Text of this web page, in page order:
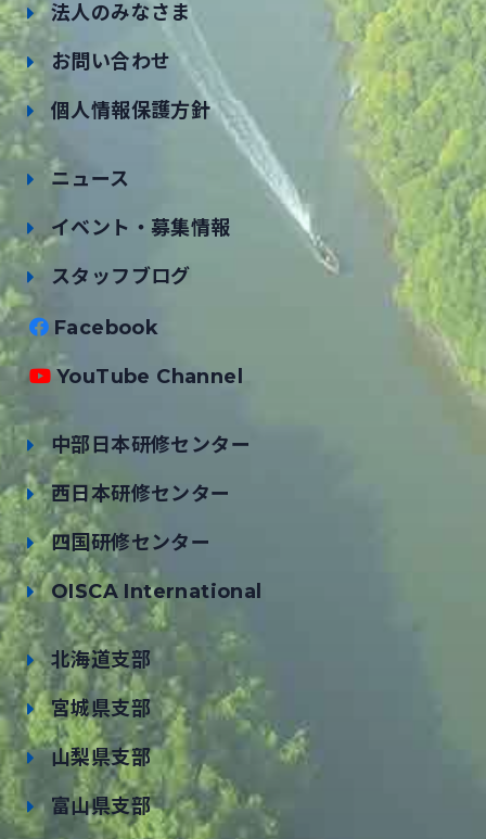
法人のみなさま
お問い合わせ
個人情報保護方針
ニュース
イベント・募集情報
スタッフブログ
Facebook
YouTube Channel
中部日本研修センター
西日本研修センター
四国研修センター
OISCA International
北海道支部
宮城県支部
山梨県支部
富山県支部